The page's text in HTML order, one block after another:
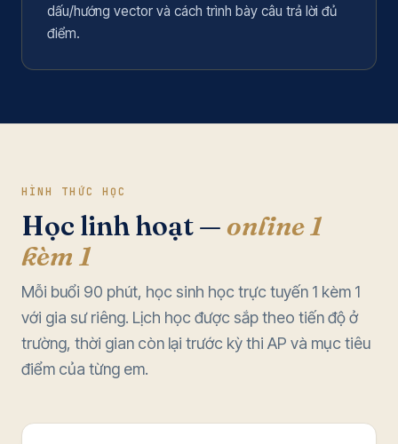
dấu/hướng vector và cách trình bày câu trả lời đủ
điểm.
HÌNH THỨC HỌC
Học linh hoạt — online 1
kèm 1
Mỗi buổi 90 phút, học sinh học trực tuyến 1 kèm 1
với gia sư riêng. Lịch học được sắp theo tiến độ ở
trường, thời gian còn lại trước kỳ thi AP và mục tiêu
điểm của từng em.